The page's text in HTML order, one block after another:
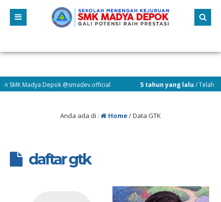
Depok @smadev.official 5 tahun yang lalu/ Telah Dibuka
Anda ada di : Home/Data GTK
daftar gtk